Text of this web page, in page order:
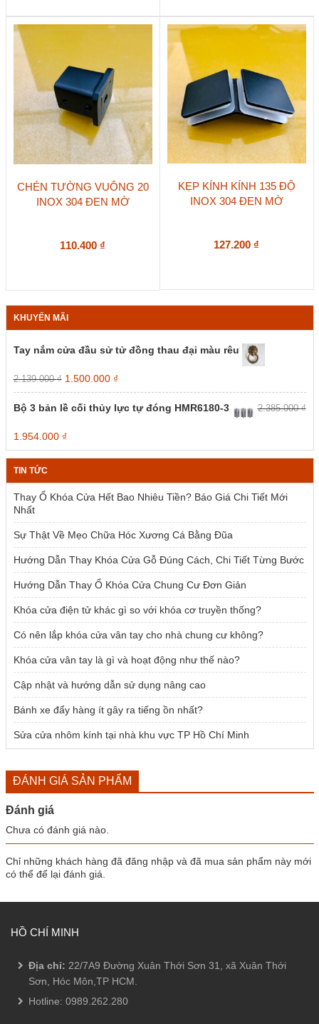
CHÉN TƯỜNG VUÔNG 20
INOX 304 ĐEN MỜ
110.400 ₫
KẸP KÍNH KÍNH 135 ĐỘ
INOX 304 ĐEN MỜ
127.200 ₫
KHUYẾN MÃI
Tay nắm cửa đầu sử tử đồng thau đại màu rêu
2.139.000₫ Giá
gốc
là:
2.139.000 ₫.
1.500.000 ₫Giá
hiện
tại
là:
Bộ 3 bản lề cối thủy lực tự đóng HMR6180-3 2.385.000₫
Giá
gốc
là:
2.385.000 ₫.
1.954.000 ₫Giá
hiện
tại
1.954.000 ₫.
TIN TỨC
Thay Ổ Khóa Cửa Hết Bao Nhiêu Tiền? Báo Giá Chi Tiết Mới
Nhất
Sự Thật Về Mẹo Chữa Hóc Xương Cá Bằng Đũa
Hướng Dẫn Thay Khóa Cửa Gỗ Đúng Cách, Chi Tiết Từng Bước
Hướng Dẫn Thay Ổ Khóa Cửa Chung Cư Đơn Giản
Khóa cửa điện tử khác gì so với khóa cơ truyền thống?
Có nên lắp khóa cửa vân tay cho nhà chung cư không?
Khóa cửa vân tay là gì và hoạt động như thế nào?
Cập nhật và hướng dẫn sử dụng nâng cao
Bánh xe đẩy hàng ít gây ra tiếng ồn nhất?
Sửa cửa nhôm kính tại nhà khu vực TP Hồ Chí Minh
ĐÁNH GIÁ SẢN PHẨM
Đánh giá
Chưa có đánh giá nào.
Chỉ những khách hàng đã đăng nhập và đã mua sản phẩm này mới
có thể để lại đánh giá.
HỒ CHÍ MINH
Địa chỉ: 22/7A9 Đường Xuân Thới Sơn 31, xã Xuân Thới
Sơn, Hóc Môn,TP HCM.
Hotline: 0989.262.280